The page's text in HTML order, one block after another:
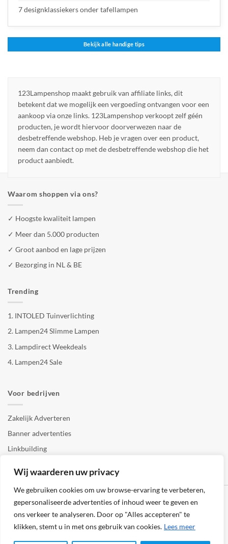
Wij waarderen uw privacy
We gebruiken cookies om uw browse-ervaring te verbeteren,
gepersonaliseerde advertenties of inhoud weer te geven en
ons verkeer te analyseren. Door op "Alles accepteren" te
klikken, stemt u in met ons gebruik van cookies. Lees meer
7 designklassiekers onder tafellampen
Bekijk alle handige tips
123Lampenshop maakt gebruik van affiliate links, dit
betekent dat we mogelijk een vergoeding ontvangen voor een
aankoop via onze links. 123Lampenshop verkoopt zelf géén
producten, je wordt hiervoor doorverwezen naar de
desbetreffende webshop. Heb je vragen over een product,
neem dan contact op met de desbetreffende webshop die het
product aanbiedt.
Waarom shoppen via ons?
✓ Hoogste kwaliteit lampen
✓ Meer dan 5.000 producten
✓ Groot aanbod en lage prijzen
✓ Bezorging in NL & BE
Trending
1. INTOLED Tuinverlichting
2. Lampen24 Slimme Lampen
3. Lampdirect Weekdeals
4. Lampen24 Sale
Voor bedrijven
Zakelijk Adverteren
Banner advertenties
Linkbuilding